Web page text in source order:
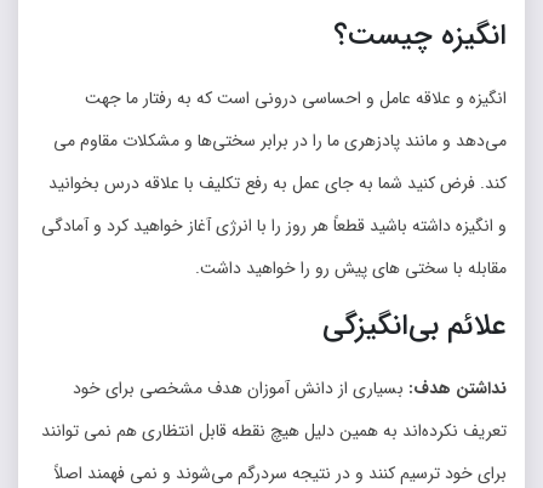
انگیزه چیست؟
انگیزه و علاقه عامل و احساسی درونی است که به رفتار ما جهت
می‌‌دهد و مانند پادزهری ما را در برابر سختی‌‌ها و مشکلات مقاوم می‌‌
کند. فرض کنید شما به جای عمل به رفع تکلیف با علاقه درس بخوانید
و انگیزه داشته باشید قطعاً هر روز را با انرژی آغاز خواهید کرد و آمادگی
مقابله با سختی های پیش ‌‌رو را خواهید داشت.
علائم بی‌‌انگیزگی
نداشتن هدف: بسیاری از دانش آموزان هدف مشخصی برای خود
تعریف نکرده‌‌اند به همین دلیل هیچ نقطه قابل انتظاری هم نمی توانند
برای خود ترسیم کنند و در نتیجه سردرگم می‌‌شوند و نمی فهمند اصلاً